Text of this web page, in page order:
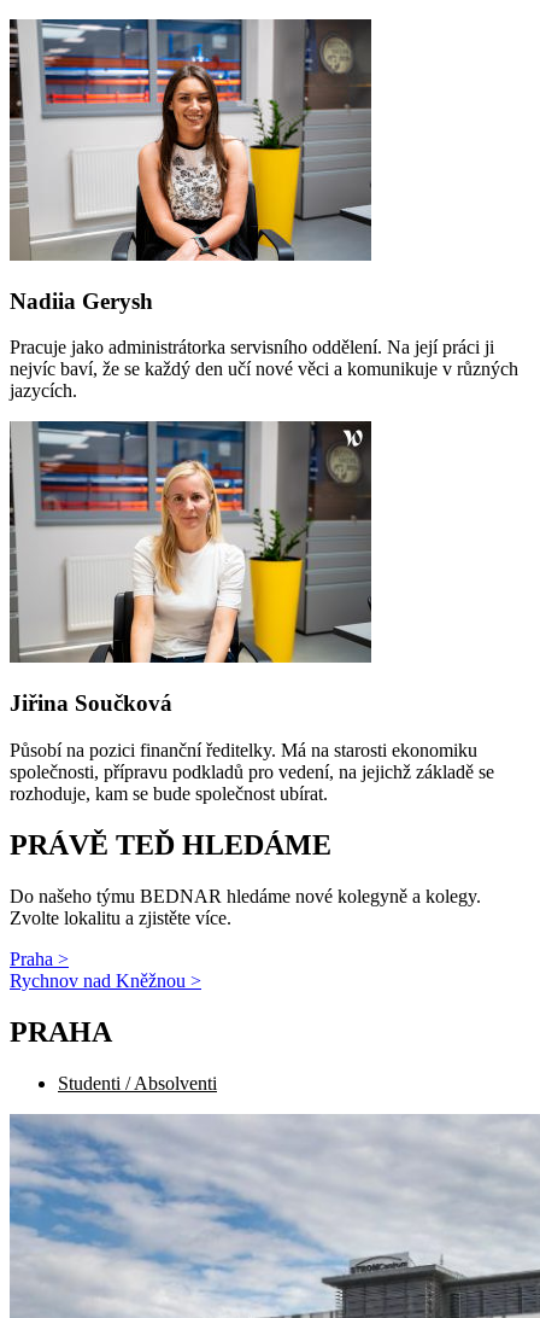
Nadiia Gerysh
Pracuje jako administrátorka servisního oddělení. Na její práci ji
nejvíc baví, že se každý den učí nové věci a komunikuje v různých
jazycích.
Jiřina Součková
Působí na pozici finanční ředitelky. Má na starosti ekonomiku
společnosti, přípravu podkladů pro vedení, na jejichž základě se
rozhoduje, kam se bude společnost ubírat.
PRÁVĚ TEĎ HLEDÁME
Do našeho týmu BEDNAR hledáme nové kolegyně a kolegy.
Zvolte lokalitu a zjistěte více.
Praha >
Rychnov nad Kněžnou >
PRAHA
Studenti / Absolventi